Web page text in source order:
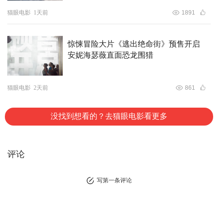
猫眼电影 1天前 1891
惊悚冒险大片《逃出绝命街》预售开启
安妮海瑟薇直面恐龙围猎
猫眼电影 2天前 861
没找到想看的？去猫眼电影看更多
评论
写第一条评论